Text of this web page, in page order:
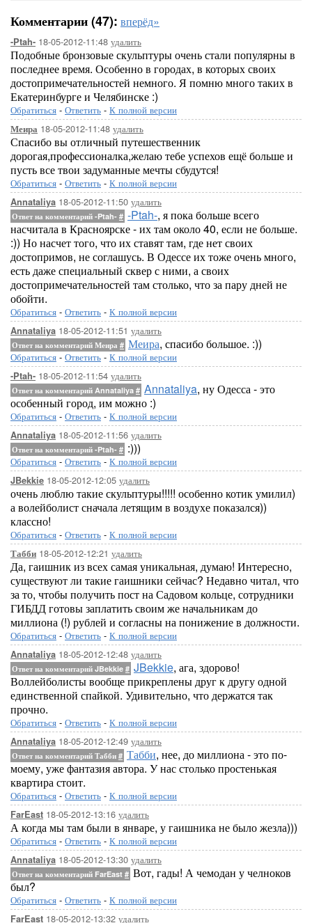
Комментарии (47): вперёд»
-Ptah- 18-05-2012-11:48 удалить
Подобные бронзовые скульптуры очень стали популярны в
последнее время. Особенно в городах, в которых своих
достопримечательностей немного. Я помню много таких в
Екатеринбурге и Челябинске :)
Обратиться - Ответить - К полной версии
Меира 18-05-2012-11:48 удалить
Спасибо вы отличный путешественник
дорогая,профессионалка,желаю тебе успехов ещё больше и
пусть все твои задуманные мечты сбудутся!
Обратиться - Ответить - К полной версии
Annataliya 18-05-2012-11:50 удалить
Ответ на комментарий -Ptah- # -Ptah-, я пока больше всего
насчитала в Красноярске - их там около 40, если не больше.
:)) Но насчет того, что их ставят там, где нет своих
достопримов, не соглашусь. В Одессе их тоже очень много,
есть даже специальный сквер с ними, а своих
достопримечательностей там столько, что за пару дней не
обойти.
Обратиться - Ответить - К полной версии
Annataliya 18-05-2012-11:51 удалить
Ответ на комментарий Меира # Меира, спасибо большое. :))
Обратиться - Ответить - К полной версии
-Ptah- 18-05-2012-11:54 удалить
Ответ на комментарий Annataliya # Annataliya, ну Одесса - это
особенный город, им можно :)
Обратиться - Ответить - К полной версии
Annataliya 18-05-2012-11:56 удалить
Ответ на комментарий -Ptah- # :)))
Обратиться - Ответить - К полной версии
JBekkie 18-05-2012-12:05 удалить
очень люблю такие скульптуры!!!!! особенно котик умилил)
а волейболист сначала летящим в воздухе показался))
классно!
Обратиться - Ответить - К полной версии
Табби 18-05-2012-12:21 удалить
Да, гаишник из всех самая уникальная, думаю! Интересно,
существуют ли такие гаишники сейчас? Недавно читал, что
за то, чтобы получить пост на Садовом кольце, сотрудники
ГИБДД готовы заплатить своим же начальникам до
миллиона (!) рублей и согласны на понижение в должности.
Обратиться - Ответить - К полной версии
Annataliya 18-05-2012-12:48 удалить
Ответ на комментарий JBekkie # JBekkie, ага, здорово!
Воллейболисты вообще прикреплены друг к другу одной
единственной спайкой. Удивительно, что держатся так
прочно.
Обратиться - Ответить - К полной версии
Annataliya 18-05-2012-12:49 удалить
Ответ на комментарий Табби # Табби, нее, до миллиона - это по-
моему, уже фантазия автора. У нас столько простенькая
квартира стоит.
Обратиться - Ответить - К полной версии
FarEast 18-05-2012-13:16 удалить
А когда мы там были в январе, у гаишника не было жезла)))
Обратиться - Ответить - К полной версии
Annataliya 18-05-2012-13:30 удалить
Ответ на комментарий FarEast # Вот, гады! А чемодан у челноков
был?
Обратиться - Ответить - К полной версии
FarEast 18-05-2012-13:32 удалить